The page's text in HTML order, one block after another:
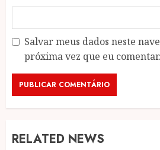
Salvar meus dados neste
próxima vez que eu comentar.
RELATED NEWS